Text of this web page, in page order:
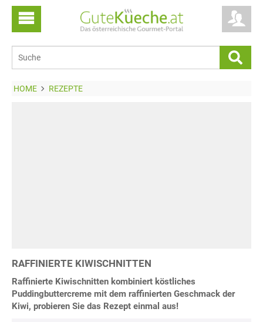
HOME REZEPTE
RAFFINIERTE KIWISCHNITTEN
Raffinierte Kiwischnitten kombiniert köstliches
Puddingbuttercreme mit dem raffinierten Geschmack der
Kiwi, probieren Sie das Rezept einmal aus!